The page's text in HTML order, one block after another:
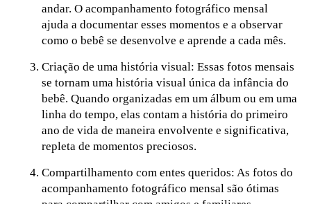
andar. O acompanhamento fotográfico mensal
ajuda a documentar esses momentos e a observar
como o bebê se desenvolve e aprende a cada mês.
Criação de uma história visual: Essas fotos mensais
se tornam uma história visual única da infância do
bebê. Quando organizadas em um álbum ou em uma
linha do tempo, elas contam a história do primeiro
ano de vida de maneira envolvente e significativa,
repleta de momentos preciosos.
Compartilhamento com entes queridos: As fotos do
acompanhamento fotográfico mensal são ótimas